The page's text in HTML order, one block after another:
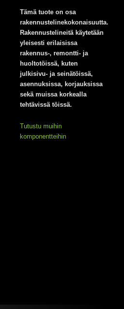
Tämä tuote on osa
rakennustelinekokonaisuutta.
Rakennustelineitä käytetään
yleisesti erilaisissa
rakennus-, remontti- ja
huoltotöissä, kuten
julkisivu- ja seinätöissä,
asennuksissa, korjauksissa
sekä muissa korkealla
tehtävissä töissä.
Tutustu muihin
komponentteihin